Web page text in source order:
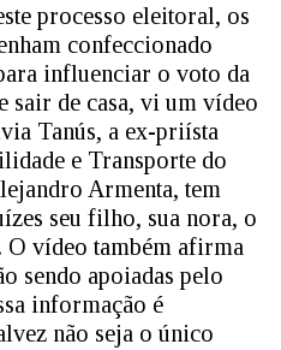
processo eleitoral, os
confeccionado
influenciar o voto da
sair de casa, vi um vídeo
Tanús, a ex-priísta
e Transporte do
Armenta, tem
seu filho, sua nora, o
O vídeo também afirma
sendo apoiadas pelo
informação é
não seja o único